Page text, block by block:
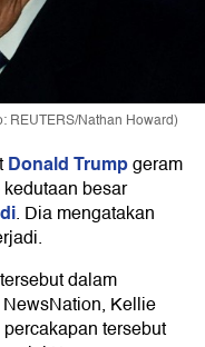
REUTERS/Nathan Howard)
Donald Trumpgeram
besar
. Dia mengatakan
dalam
Kellie
tersebut